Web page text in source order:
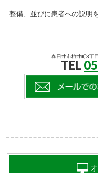
整備、並びに患者への説明
春日井市柏井町3丁
TEL